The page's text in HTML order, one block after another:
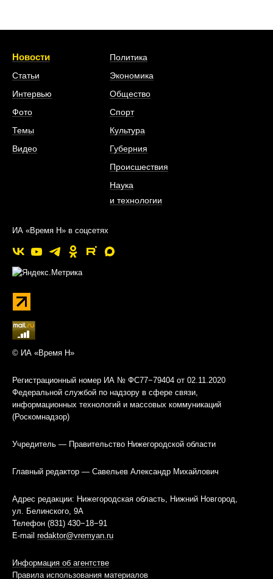
Новости
Статьи
Интервью
Фото
Темы
Видео
Политика
Экономика
Общество
Спорт
Культура
Губерния
Происшествия
Наука
и технологии
ИА «Время Н» в соцсетях
© ИА «Время Н»
Регистрационный номер ИА № ФС77−79404 от 02.11.2020
Федеральной службой по надзору в сфере связи,
информационных технологий и массовых коммуникаций
(Роскомнадзор)
Учредитель — Правительство Нижегородской области
Главный редактор — Савельев Александр Михайлович
Адрес редакции: Нижегородская область, Нижний Новгород,
ул. Белинского, 9А
Телефон (831) 430−18−91
E-mail redaktor@vremyan.ru
Информация об агентстве
Правила использования материалов